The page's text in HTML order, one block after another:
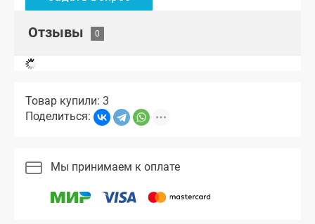
Отзывы
Товар купили: 3
Поделиться:
Мы принимаем к оплате